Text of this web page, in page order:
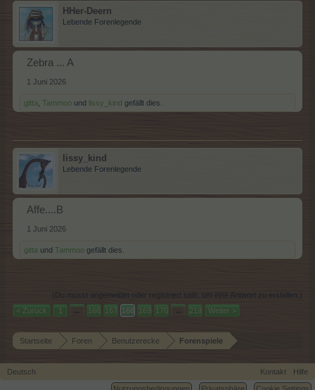
HHer-Deern
Lebende Forenlegende
Zebra ... A
1 Juni 2026
gitta Tammoo und lissy_kind gefällt dies.
lissy_kind
Lebende Forenlegende
Affe....B
1 Juni 2026
gitta und Tammoo gefällt dies.
(Du musst angemeldet oder registriert sein, um eine Antwort zu erstellen.)
< Zurück
1 ← 166 167 168 169 170 → 219 Weiter >
Startseite Foren Benutzerecke Forenspiele
Deutsch Kontakt
Hilfe